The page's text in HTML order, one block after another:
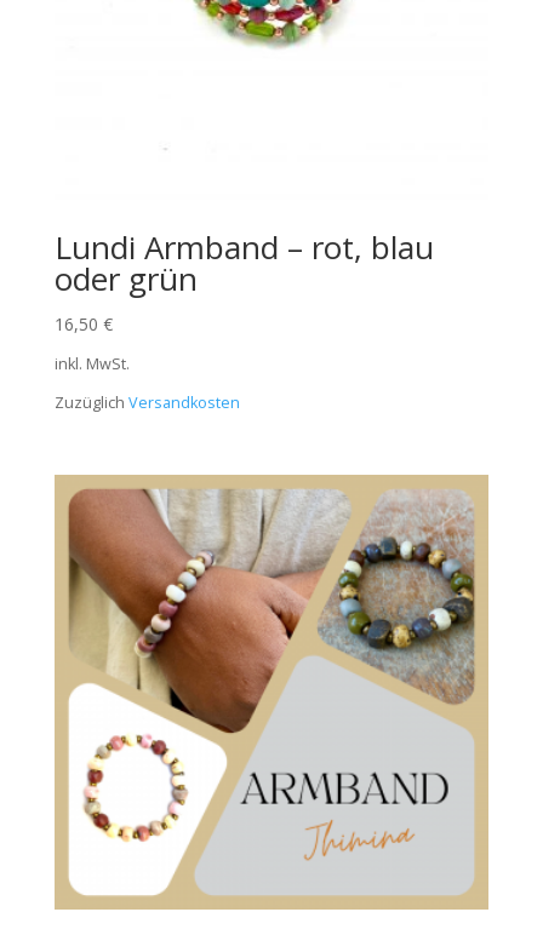
Lundi Armband – rot, blau
oder grün
16,50 €
inkl. MwSt.
Zuzüglich Versandkosten